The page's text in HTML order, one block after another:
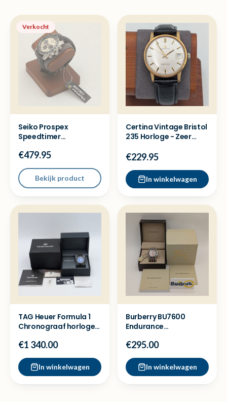
Verkocht
Seiko Prospex
Speedtimer
Nieuw full set
€479.95
Bekijk product
Certina Vintage Bristol
235 Horloge - Zeer
€229.95
In winkelwagen
TAG Heuer Formula 1
Chronograaf horloge
€1 340.00
In winkelwagen
Burberry BU7600
Endurance
nette staat
€295.00
In winkelwagen